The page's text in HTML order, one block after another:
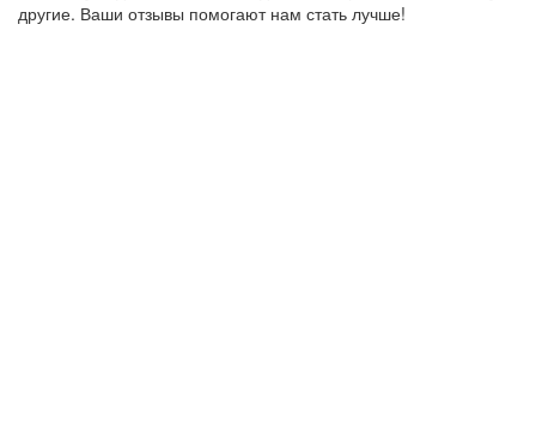
другие. Ваши отзывы помогают нам стать лучше!